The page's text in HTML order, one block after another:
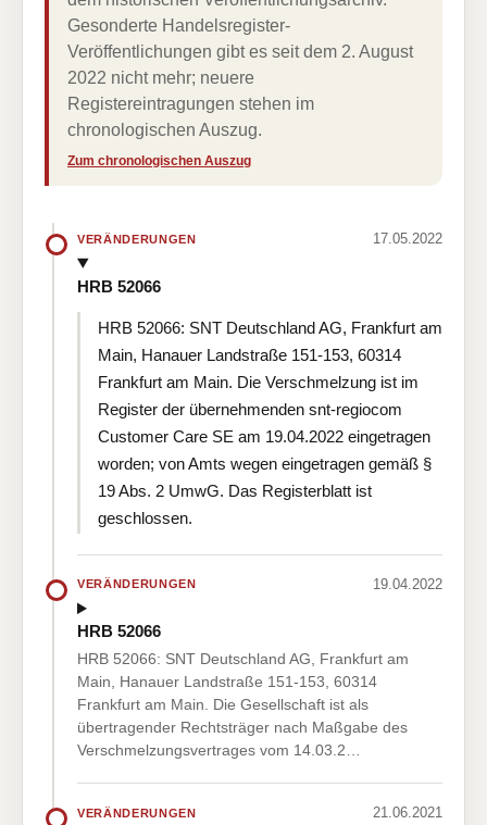
Gesonderte Handelsregister-
Veröffentlichungen gibt es seit dem 2. August
2022 nicht mehr; neuere
Registereintragungen stehen im
chronologischen Auszug.
Zum chronologischen Auszug
VERÄNDERUNGEN 17.05.2022
HRB 52066
HRB 52066: SNT Deutschland AG, Frankfurt am
Main, Hanauer Landstraße 151-153, 60314
Frankfurt am Main. Die Verschmelzung ist im
Register der übernehmenden snt-regiocom
Customer Care SE am 19.04.2022 eingetragen
worden; von Amts wegen eingetragen gemäß §
19 Abs. 2 UmwG. Das Registerblatt ist
geschlossen.
VERÄNDERUNGEN 19.04.2022
HRB 52066
HRB 52066: SNT Deutschland AG, Frankfurt am
Main, Hanauer Landstraße 151-153, 60314
Frankfurt am Main. Die Gesellschaft ist als
übertragender Rechtsträger nach Maßgabe des
Verschmelzungsvertrages vom 14.03.2…
VERÄNDERUNGEN 21.06.2021